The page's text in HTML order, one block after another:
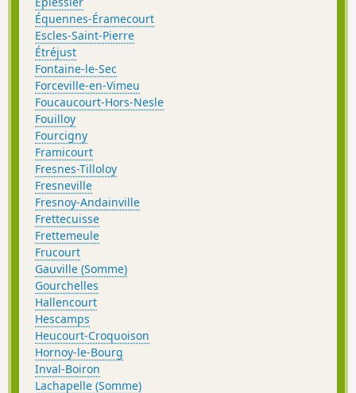
Équennes-Éramecourt
Escles-Saint-Pierre
Étréjust
Fontaine-le-Sec
Forceville-en-Vimeu
Foucaucourt-Hors-Nesle
Fouilloy
Fourcigny
Framicourt
Fresnes-Tilloloy
Fresneville
Fresnoy-Andainville
Frettecuisse
Frettemeule
Frucourt
Gauville (Somme)
Gourchelles
Hallencourt
Hescamps
Heucourt-Croquoison
Hornoy-le-Bourg
Inval-Boiron
Lachapelle (Somme)